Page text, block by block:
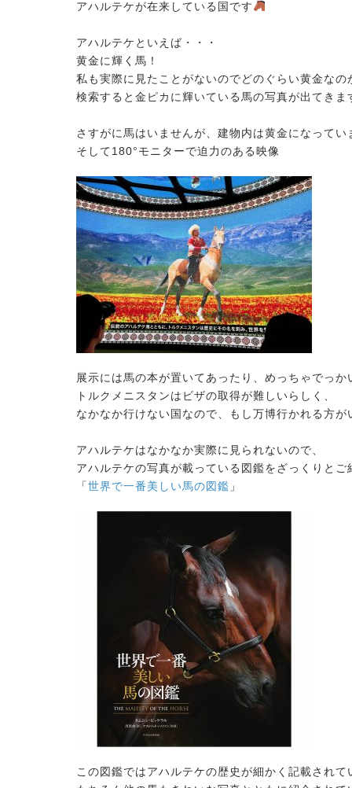
アハルテケが在来している国です
アハルテケといえば・・・
黄金に輝く馬！
私も実際に見たことがないのでどのぐらい黄金なの
検索すると金ピカに輝いている馬の写真が出てきま
さすがに馬はいませんが、建物内は黄金になってい
そして180°モニターで迫力のある映像
展示には馬の本が置いてあったり、めっちゃでっ
トルクメニスタンはビザの取得が難しいらしく、
なかなか行けない国なので、もし万博行かれる方が
アハルテケはなかなか実際に見られないので、
アハルテケの写真が載っている図鑑をざっくりとご
「世界で一番美しい馬の図鑑 」
この図鑑ではアハルテケの歴史が細かく記載されて
馬のおやつ New Flavor登場
2026.07.15